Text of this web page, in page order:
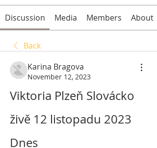
Discussion Media Members About
Back
Karina Bragova
November 12, 2023
Viktoria Plzeň Slovácko
živě 12 listopadu 2023
Dnes